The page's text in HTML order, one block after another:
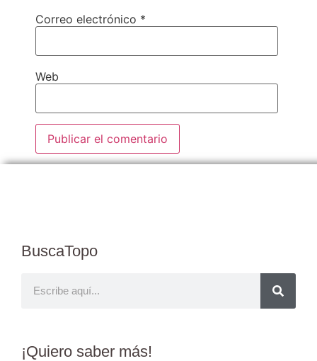
Correo electrónico *
Web
BuscaTopo
¡Quiero saber más!